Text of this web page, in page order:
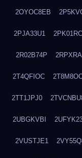
2OYOC8EB
2PJA33U1
2R02B74P
2T4QFIOC
2TT1JPJ0
2UBGKVBI
2VUSTJE1